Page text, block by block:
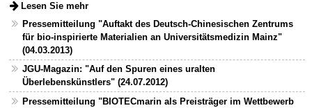
Lesen Sie mehr
Pressemitteilung "Auftakt des Deutsch-Chinesischen Zentrums
für bio-inspirierte Materialien an Universitätsmedizin Mainz"
(04.03.2013)
JGU-Magazin: "Auf den Spuren eines uralten
Überlebenskünstlers" (24.07.2012)
Pressemitteilung "BIOTECmarin als Preisträger im Wettbewerb